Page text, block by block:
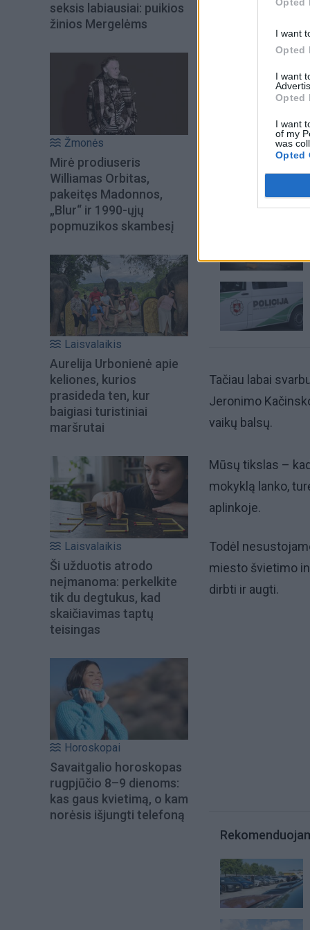
I want
Opted
I want
Opted
I want
of my
was
Opted
seksis labiausiai: puikios
žinios Mergelėms
Žmonės
Mirė prodiuseris
Williamas Orbitas,
pakeitęs Madonnos,
„Blur“ ir 1990-ųjų
popmuzikos skambesį
Laisvalaikis
Aurelija Urbonienė apie
keliones, kurios
prasideda ten, kur
baigiasi turistiniai
maršrutai
Laisvalaikis
Ši užduotis atrodo
neįmanoma: perkelkite
tik du degtukus, kad
skaičiavimas taptų
teisingas
Horoskopai
Savaitgalio horoskopas
rugpjūčio 8–9 dienoms:
kas gaus kvietimą, o kam
norėsis išjungti telefoną
Šiuo metu
Tačiau labai
Jeronimo
vaikų balsų.
Mūsų tikslas –
mokyklą lanko,
aplinkoje.
Todėl
miesto švietimo
dirbti ir augti.